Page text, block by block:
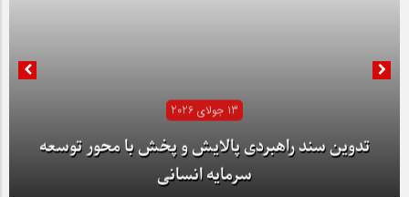
13 جولای 2026
تدوین سند راهبردی پالایش و پخش با محور توسعه
سرمایه انسانی